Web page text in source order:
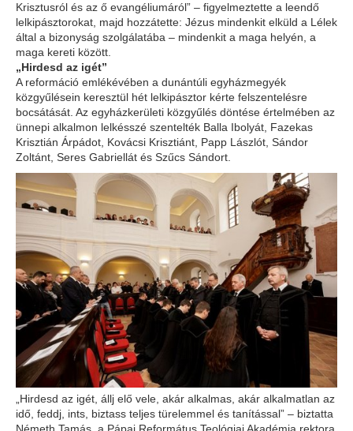
Krisztusról és az ő evangéliumáról” – figyelmeztette a leendő
lelkipásztorokat, majd hozzátette: Jézus mindenkit elküld a Lélek
által a bizonyság szolgálatába – mindenkit a maga helyén, a
maga kereti között.
„Hirdesd az igét”
A reformáció emlékévében a dunántúli egyházmegyék
közgyűlésein keresztül hét lelkipásztor kérte felszentelésre
bocsátását. Az egyházkerületi közgyűlés döntése értelmében az
ünnepi alkalmon lelkésszé szentelték Balla Ibolyát, Fazekas
Krisztián Árpádot, Kovácsi Krisztiánt, Papp Lászlót, Sándor
Zoltánt, Seres Gabriellát és Szűcs Sándort.
„Hirdesd az igét, állj elő vele, akár alkalmas, akár alkalmatlan az
idő, feddj, ints, biztass teljes türelemmel és tanítással” – biztatta